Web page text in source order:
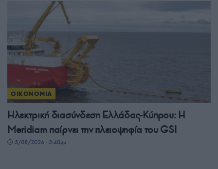
ΟΙΚΟΝΟΜΙΑ
Ηλεκτρική διασύνδεση Ελλάδας-Κύπρου: Η
Meridiam παίρνει την πλειοψηφία του GSI
5/08/2026 - 3:40μμ